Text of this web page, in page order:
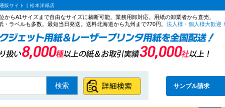
販サイト | 松本洋紙店
からA1サイズまで自由なサイズに裁断可能。業務用卸対応。用紙の卸業者から直売。
・ラベルも多数。最短当日発送。送料北海道から九州まで770円。 法人様・個人様大歓迎！
サンプル請求
検索